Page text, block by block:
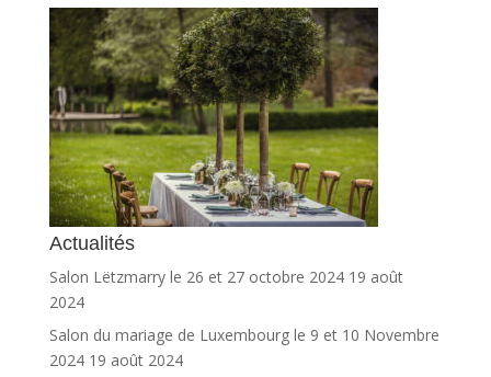
Actualités
Salon Lëtzmarry le 26 et 27 octobre 2024 19 août
2024
Salon du mariage de Luxembourg le 9 et 10 Novembre
2024 19 août 2024